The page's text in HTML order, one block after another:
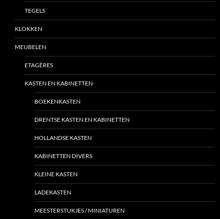
TEGELS
KLOKKEN
MEUBELEN
ETAGÈRES
KASTEN EN KABINETTEN
BOEKENKASTEN
DRENTSE KASTEN EN KABINETTEN
HOLLANDSE KASTEN
KABINETTEN DIVERS
KLEINE KASTEN
LADEKASTEN
MEESTERSTUKJES / MINIATUREN